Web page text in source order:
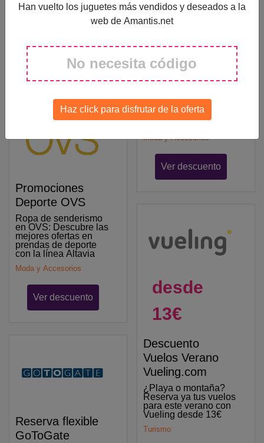
Happy Socks en tus
compras mayores a
Ver descuento
Promociones
Deporte OVS
Ropa de senderismo
en OVS: Descubre las
mejores ofertas en
prendas de deporte
con la línea Altavia
Moda y Accesorios
Ver descuento
Reserva flexible
GoToGate
Envío
Envío gratis
TOUS
gratuito en todas tus
compras mayores a
89€ en TOUS
Moda y Accesorios
Ver descuento
desde
13€
Descuento
Vuelos Verano
Vueling.com
¿Playa o montaña?
Reserva ya tus vuelos
para este verano con
Vueling desde 13€
Turismo
Han vuelto los juguetes más vendidos y deseados a la
web de Amantis.net
No necesita código
Haz click para disfrutar de la oferta